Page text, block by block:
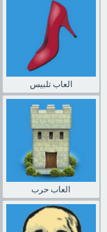
العاب تلبيس
العاب حرب